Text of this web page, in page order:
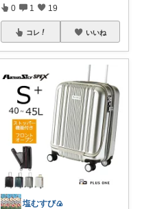
0 1 19
コレ いいね
塩むすび🍙